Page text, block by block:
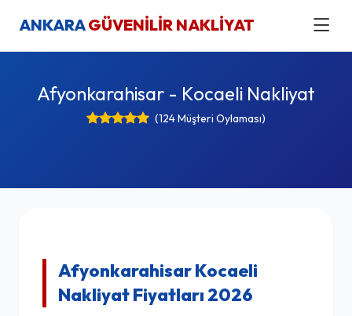
ANKARAGÜVENİLİR NAKLİYAT
Afyonkarahisar - Kocaeli Nakliyat
(124 Müşteri Oylaması)
Afyonkarahisar Kocaeli
Nakliyat Fiyatları 2026